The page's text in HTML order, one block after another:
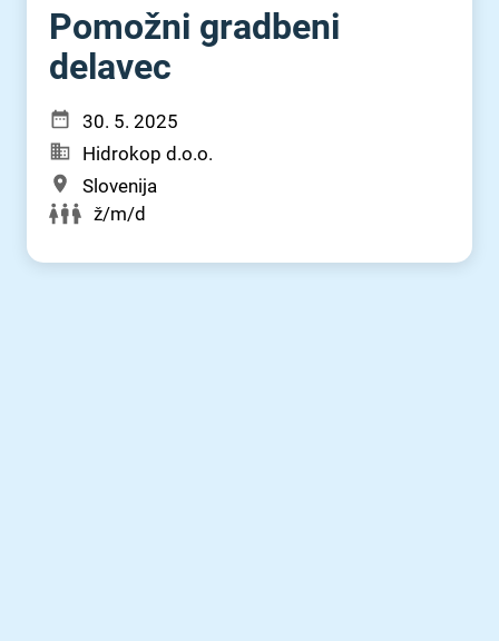
Pomožni gradbeni
delavec
30. 5. 2025
Hidrokop d.o.o.
Slovenija
ž/m/d